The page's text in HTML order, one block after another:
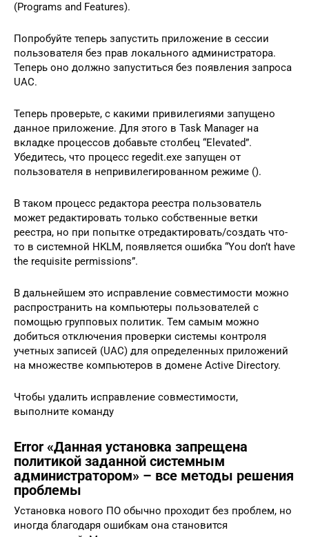
(Programs and Features).
Попробуйте теперь запустить приложение в сессии
пользователя без прав локального администратора.
Теперь оно должно запуститься без появления запроса
UAC.
Теперь проверьте, с какими привилегиями запущено
данное приложение. Для этого в Task Manager на
вкладке процессов добавьте столбец “Elevated”.
Убедитесь, что процесс regedit.exe запущен от
пользователя в непривилегированном режиме ().
В таком процесс редактора реестра пользователь
может редактировать только собственные ветки
реестра, но при попытке отредактировать/создать что-
то в системной HKLM, появляется ошибка “You don’t have
the requisite permissions”.
В дальнейшем это исправление совместимости можно
распространить на компьютеры пользователей с
помощью групповых политик. Тем самым можно
добиться отключения проверки системы контроля
учетных записей (UAC) для определенных приложений
на множестве компьютеров в домене Active Directory.
Чтобы удалить исправление совместимости,
выполните команду
Error «Данная установка запрещена
политикой заданной системным
администратором» – все методы решения
проблемы
Установка нового ПО обычно проходит без проблем, но
иногда благодаря ошибкам она становится